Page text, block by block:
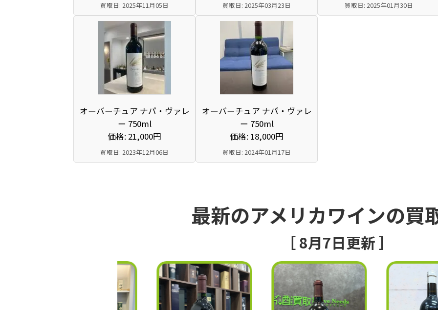
買取日: 2025年11月05日 買取日: 2025年03月23日 買取日: 2025年01月30日
オーバーチュア ナパ・ヴァレ
ー 750ml
価格: 21,000円
買取日: 2023年12月06日
オーバーチュア ナパ・ヴァレ
ー 750ml
価格: 18,000円
買取日: 2024年01月17日
最新のアメリカワインの買
［ 8月7日更新 ］